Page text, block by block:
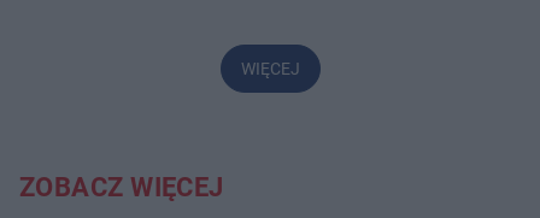
WIĘCEJ
ZOBACZ WIĘCEJ